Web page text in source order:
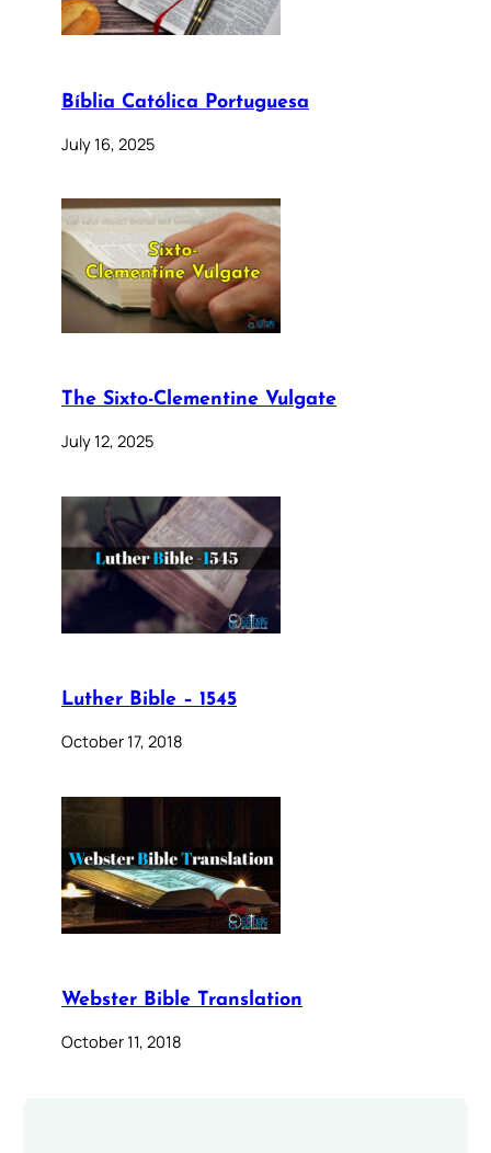
Bíblia Católica Portuguesa
July 16, 2025
The Sixto-Clementine Vulgate
July 12, 2025
Luther Bible – 1545
October 17, 2018
Webster Bible Translation
October 11, 2018